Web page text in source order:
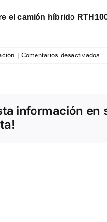
el camión híbrido
Comentarios desactivados
información en